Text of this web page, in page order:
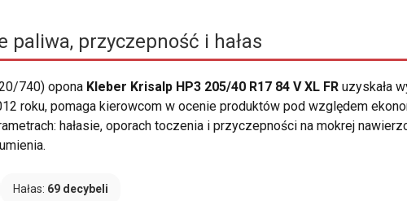
paliwa, przyczepność i hałas
740) opona Kleber Krisalp HP3 205/40 R17 84 V XL FR uzyskała
roku, pomaga kierowcom w ocenie produktów pod względem
hałasie, oporach toczenia i przyczepności na mokrej
Hałas: 69 decybeli